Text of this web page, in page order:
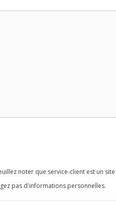
noter que service-client est un site
pas d'informations personnelles.